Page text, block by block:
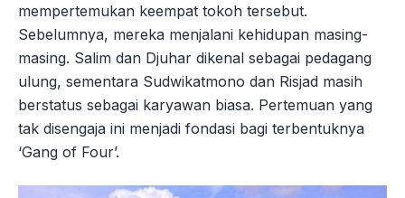
mempertemukan keempat tokoh tersebut.
Sebelumnya, mereka menjalani kehidupan masing-
masing. Salim dan Djuhar dikenal sebagai pedagang
ulung, sementara Sudwikatmono dan Risjad masih
berstatus sebagai karyawan biasa. Pertemuan yang
tak disengaja ini menjadi fondasi bagi terbentuknya
‘Gang of Four’.